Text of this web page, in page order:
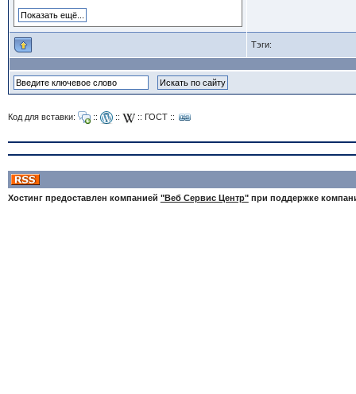
Тэги:
Код для вставки: :: :: :: ГОСТ::
Хостинг предоставлен компанией "Веб Сервис Центр"при поддержке